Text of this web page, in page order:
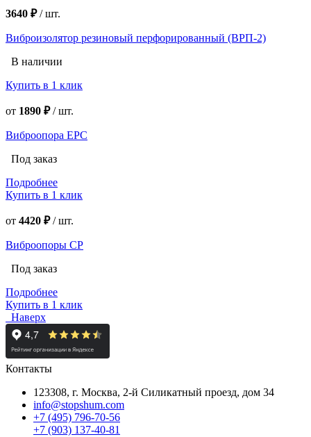
3640 ₽/шт.
Виброизолятор резиновый перфорированный (ВРП-2)
В наличии
Купить в 1 клик
от 1890 ₽/шт.
Виброопора EPC
Под заказ
Подробнее
Купить в 1 клик
от 4420 ₽/шт.
Виброопоры CP
Под заказ
Подробнее
Купить в 1 клик
Наверх
Контакты
123308, г. Москва, 2-й Силикатный проезд, дом 34
info@stopshum.com
+7 (495) 796-70-56
+7 (903) 137-40-81